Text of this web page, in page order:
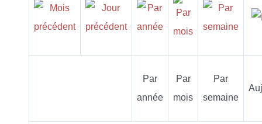
Par
année
Par
mois
Par
semaine